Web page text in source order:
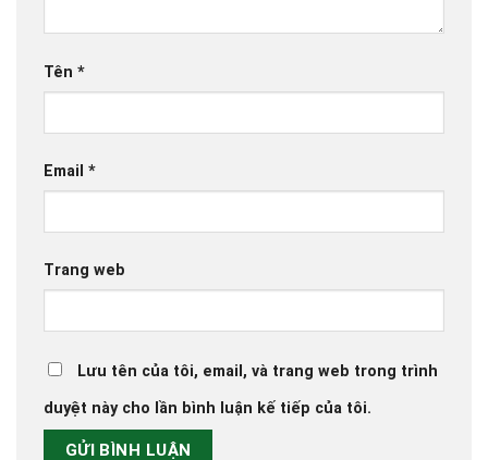
Tên *
Email *
Trang web
Lưu tên của tôi, email, và trang web trong trình
duyệt này cho lần bình luận kế tiếp của tôi.